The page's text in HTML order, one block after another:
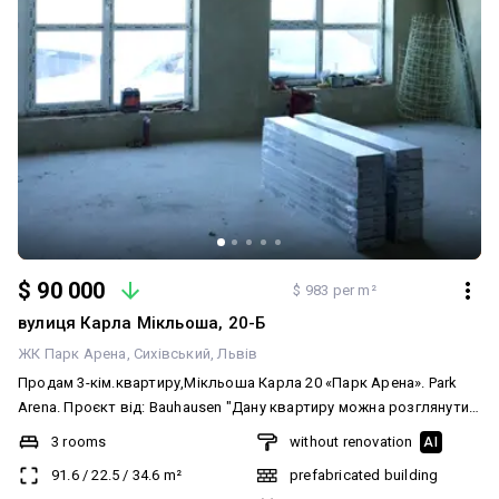
$ 90 000 $ 983 per m²
вулиця Карла Мікльоша, 20-Б
ЖК Парк Арена Сихівський Львів
Продам 3-кім.квартиру,Мікльоша Карла 20 «Парк Арена». Рark
Arena. Проєкт від: Bauhausen "Дану квартиру можна розглянути
під іпотеку Є-Оселя" Гарне розташування, поряд вся
Iнфраструктура. Квартира знаходиться на 9 му поверсі, 10 ти
поверхового будинку. Загальна площа - 91.60 м.кв.,житлова -
3 rooms
91.6/22.5 / 34.6 m²
without renovation AI
prefabricated building